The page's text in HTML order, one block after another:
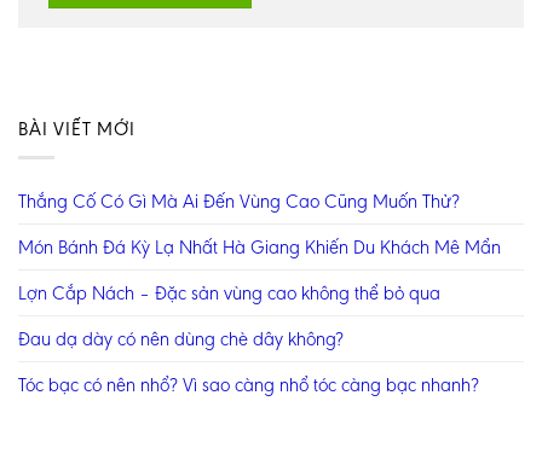
BÀI VIẾT MỚI
Thắng Cố Có Gì Mà Ai Đến Vùng Cao Cũng Muốn Thử?
Món Bánh Đá Kỳ Lạ Nhất Hà Giang Khiến Du Khách Mê Mẩn
Lợn Cắp Nách – Đặc sản vùng cao không thể bỏ qua
Đau dạ dày có nên dùng chè dây không?
Tóc bạc có nên nhổ? Vì sao càng nhổ tóc càng bạc nhanh?